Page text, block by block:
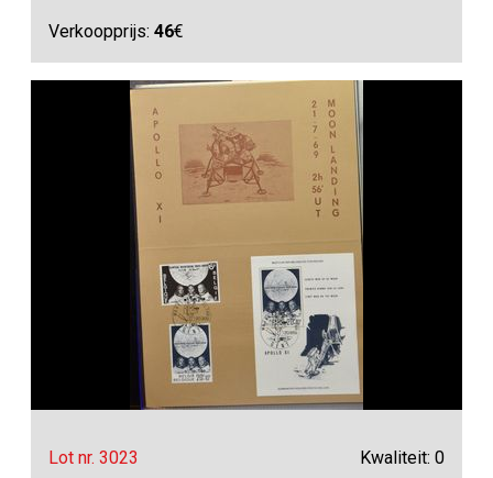
Verkoopprijs:46€
Lot nr. 3023 Kwaliteit: 0